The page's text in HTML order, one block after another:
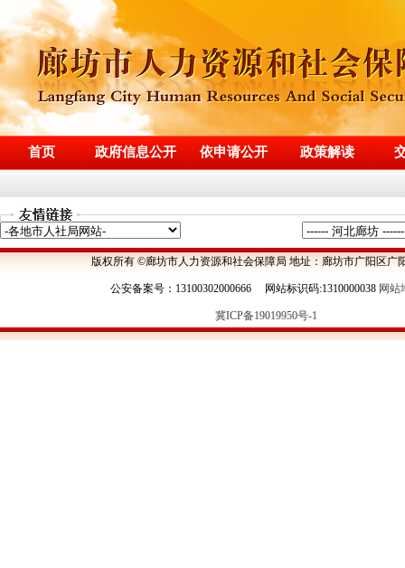
首页 政府信息公开 依申请公开 政策解读
版权所有 ©廊坊市人力资源和社会保障局 地址：廊坊市广阳区广
公安备案号：13100302000666 网站标识码:1310000038 网站
冀ICP备19019950号-1